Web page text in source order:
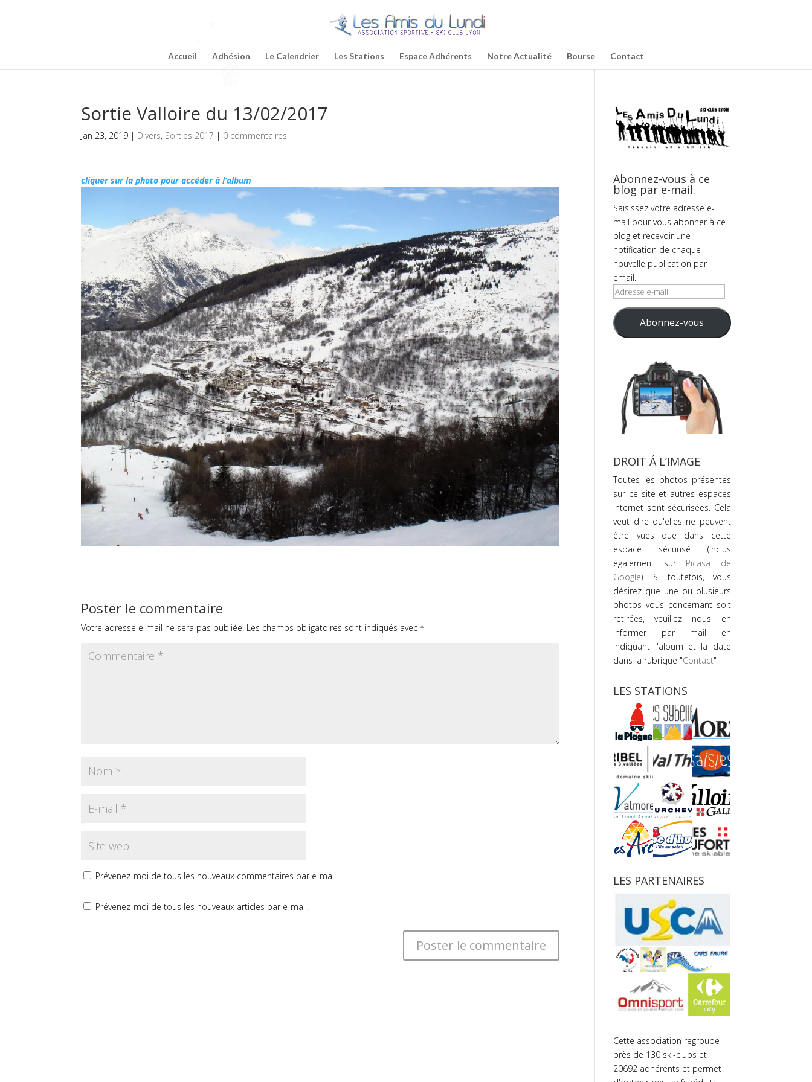
Accueil Adhésion Le Calendrier Les Stations Espace Adhérents Notre Actualité Bourse Contact
Sortie Valloire du 13/02/2017
Jan 23, 2019 | Divers, Sorties 2017 | 0 commentaires
cliquer sur la photo pour accéder à l’album
Poster le commentaire
Votre adresse e-mail ne sera pas publiée. Les champs obligatoires sont indiqués avec*
Prévenez-moi de tous les nouveaux commentaires par e-mail.
Prévenez-moi de tous les nouveaux articles par e-mail.
Abonnez-vous à ce
blog par e-mail.
Saisissez votre adresse e-
mail pour vous abonner à ce
blog et recevoir une
notification de chaque
nouvelle publication par
email.
Adresse
mail
Abonnez-vous
DROIT Á L’IMAGE
Toutes les photos présentes
sur ce site et autres espaces
internet sont sécurisées. Cela
veut dire qu'elles ne peuvent
être vues que dans cette
espace sécurisé (inclus
également sur Picasa de
Google). Si toutefois, vous
désirez que une ou plusieurs
photos vous concernant soit
retirées, veuillez nous en
informer par mail en
indiquant l'album et la date
dans la rubrique "Contact"
LES STATIONS
LES PARTENAIRES
Cette association regroupe
près de 130 ski-clubs et
20692 adhérents et permet